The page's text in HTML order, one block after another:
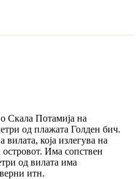
Скала Потамија на
од плажата Голден бич.
која излегува на
Има сопствен
од вилата има
итн.